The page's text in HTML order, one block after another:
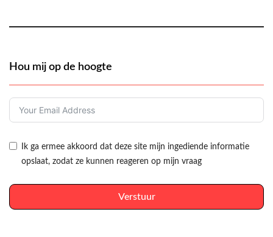
Hou mij op de hoogte
Ik ga ermee akkoord dat deze site mijn ingediende informatie
opslaat, zodat ze kunnen reageren op mijn vraag
Verstuur